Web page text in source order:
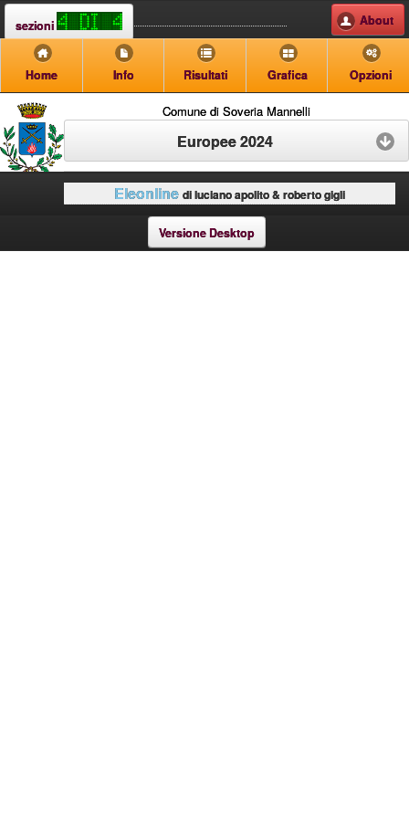
sezioni About
Home Info Risultati Grafica Opzioni
Comune di Soveria Mannelli
Europee 2024
Eleonline di luciano apolito & roberto gigli
Versione Desktop